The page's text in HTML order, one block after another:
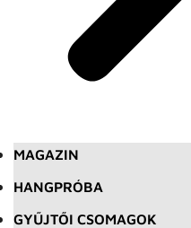
MAGAZIN
HANGPRÓBA
GYŰJTŐI CSOMAGOK